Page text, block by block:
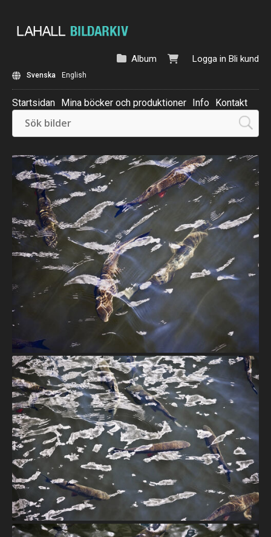
Logga in Bli kund
Album
Svenska English
Startsidan Mina böcker och produktioner Info Kontakt
Beställ: Kalender 2025